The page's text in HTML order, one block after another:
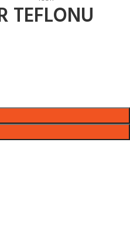
TEFLONU